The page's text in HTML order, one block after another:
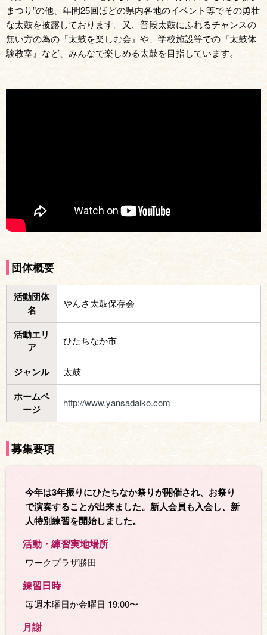
まつり”の他、年間25回ほどの県内各地のイベント等でその勇壮
な太鼓を披露しております。又、普段太鼓にふれるチャンスの
無い方の為の『太鼓を楽しむ会』や、学校施設等での『太鼓体
験教室』など、みんなで楽しめる太鼓を目指しています。
団体概要
活動団体
名
やんさ太鼓保存会
活動エリ
ア
ひたちなか市
ジャンル 太鼓
ホームペ
ージ
http://www.yansadaiko.com
募集要項
今年は3年振りにひたちなか祭りが開催され、お祭り
で演奏することが出来ました。新人会員も入会し、新
人特別練習を開始しました。
活動・練習実地場所
ワークプラザ勝田
練習日時
毎週木曜日か金曜日 19:00〜
月謝